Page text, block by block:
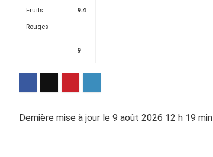
Fruits
Rouges
9.4
9
Dernière mise à jour le 9 août 2026 12 h 19 min